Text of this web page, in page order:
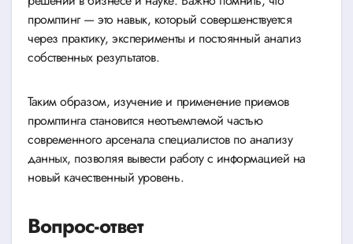
промптинг — это навык, который совершенствуется
через практику, эксперименты и постоянный анализ
собственных результатов.
Таким образом, изучение и применение приемов
промптинга становится неотъемлемой частью
современного арсенала специалистов по анализу
данных, позволяя вывести работу с информацией на
новый качественный уровень.
Вопрос-ответ